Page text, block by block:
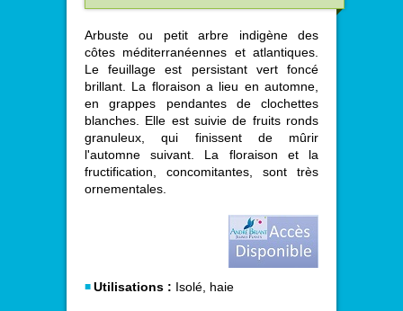
Arbuste ou petit arbre indigène des
côtes méditerranéennes et atlantiques.
Le feuillage est persistant vert foncé
brillant. La floraison a lieu en automne,
en grappes pendantes de clochettes
blanches. Elle est suivie de fruits ronds
granuleux, qui finissent de mûrir
l'automne suivant. La floraison et la
fructification, concomitantes, sont très
ornementales.
Utilisations : Isolé, haie